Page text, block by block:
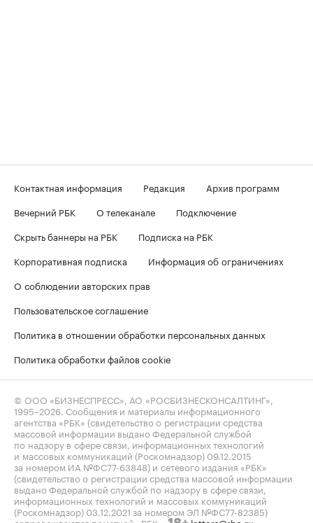
Контактная информация Редакция
Архив программ
Вечерний РБК
О телеканале
Подключение
Скрыть баннеры на РБК
Подписка на РБК
Корпоративная подписка
Информация об ограничениях
О соблюдении авторских прав
Пользовательское соглашение
Политика в отношении обработки персональных данных
Политика обработки файлов cookie
© ООО «БИЗНЕСПРЕСС», АО «РОСБИЗНЕСКОНСАЛТИНГ»,
1995–2026 . Сообщения и материалы информационного
агентства «РБК» (свидетельство о регистрации средства
массовой информации выдано Федеральной службой
по надзору в сфере связи, информационных технологий
и массовых коммуникаций (Роскомнадзор) 09.12.2015
за номером ИА №ФС77-63848) и сетевого издания «РБК»
(свидетельство о регистрации средства массовой информации
выдано Федеральной службой по надзору в сфере связи,
информационных технологий и массовых коммуникаций
(Роскомнадзор) 03.12.2021 за номером ЭЛ №ФС77-82385)